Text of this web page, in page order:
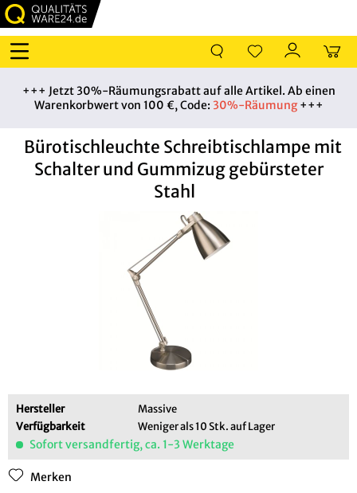
+++ Jetzt 30%-Räumungsrabatt auf alle Artikel. Ab einen
Warenkorbwert von 100 €, Code: 30%-Räumung+++
Bürotischleuchte Schreibtischlampe mit
Schalter und Gummizug gebürsteter
Stahl
Hersteller
Massive
Verfügbarkeit
Weniger als 10 Stk. auf Lager
Sofort versandfertig, ca. 1-3 Werktage
Merken